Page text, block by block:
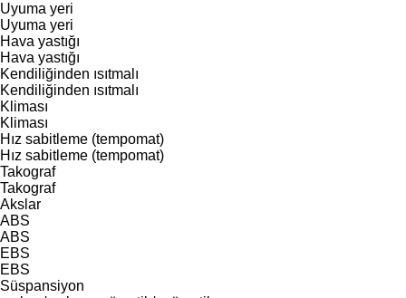
Uyuma yeri
Uyuma yeri
Hava yastığı
Hava yastığı
Kendiliğinden ısıtmalı
Kendiliğinden ısıtmalı
Kliması
Kliması
Hız sabitleme (tempomat)
Hız sabitleme (tempomat)
Takograf
Takograf
Akslar
ABS
ABS
EBS
EBS
Süspansiyon